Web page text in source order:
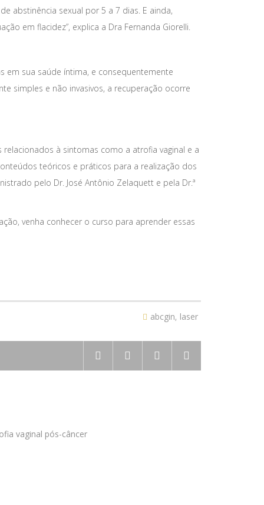
abstinência sexual por 5 a 7 dias. E ainda,
em flacidez”, explica a Dra Fernanda Giorelli.
sua saúde íntima, e consequentemente
simples e não invasivos, a recuperação ocorre
à sintomas como a atrofia vaginal e a
teóricos e práticos para a realização dos
pelo Dr. José Antônio Zelaquett e pela Dr.ª
venha conhecer o curso para aprender essas
abcgin, laser
vaginal pós-câncer